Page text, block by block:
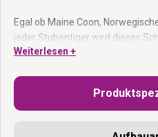
Egal ob Maine Coon,
jeder Stubentiger wird dieses
und kennenlernen. Mit 6 mm
Krallenwetzer. Die XL-
locker 25 kg aus und verfügt
kuschelige Traumeinheiten zu
Weiterlesen +